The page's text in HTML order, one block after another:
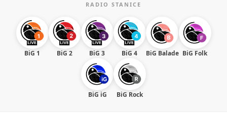
RADIO STANICE
BiG 1 BiG 2 BiG 3 BiG 4 BiG Balade BiG Folk
BiG iG BiG Rock